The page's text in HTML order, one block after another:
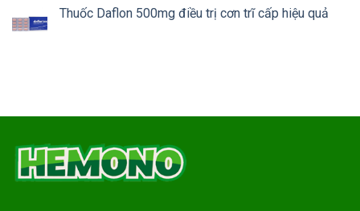
Thuốc Daflon 500mg điều trị cơn trĩ cấp hiệu quả